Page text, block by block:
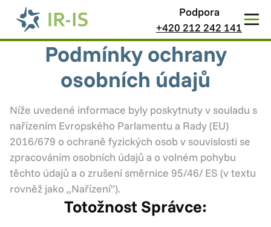
Podpora
+420 212 242 141
Podmínky ochrany
osobních údajů
Níže uvedené informace byly poskytnuty v souladu s
nařízením Evropského Parlamentu a Rady (EU)
2016/679 o ochraně fyzických osob v souvislosti se
zpracováním osobních údajů a o volném pohybu
těchto údajů a o zrušení směrnice 95/46/ ES (v textu
rovněž jako „Nařízení").
Totožnost Správce: